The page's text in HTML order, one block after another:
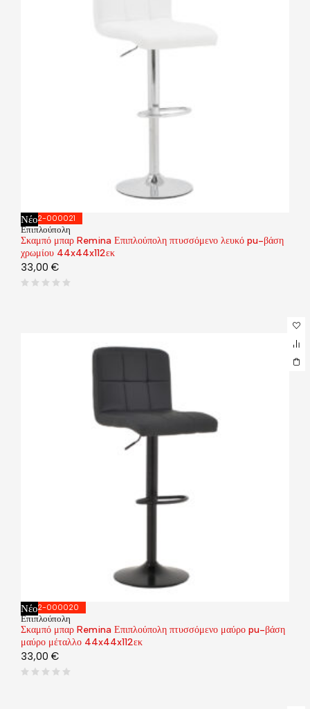
Νέο292-000021
Επιπλούπολη
Σκαμπό μπαρ Remina Επιπλούπολη πτυσσόμενο λευκό pu-βάση
χρωμίου 44x44x112εκ
33,00 €
Νέο292-000020
Επιπλούπολη
Σκαμπό μπαρ Remina Επιπλούπολη πτυσσόμενο μαύρο pu-βάση
μαύρο μέταλλο 44x44x112εκ
33,00 €